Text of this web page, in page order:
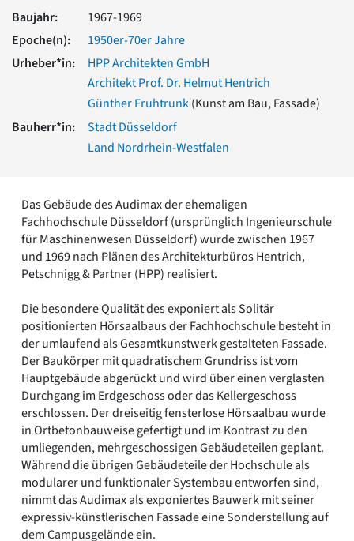
Romanik
Römische Antike
Über uns
Über baukunst-nrw
Fachbeirat
Freunde & Förderer
Suchbegriff eingeben
Baujahr:
1967-1969
Epoche(n):
1950er-70er Jahre
Urheber*in:
HPP Architekten GmbH
Architekt Prof. Dr. Helmut Hentrich
Günther Fruhtrunk(Kunst am Bau, Fassade)
Bauherr*in:
Stadt Düsseldorf
Land Nordrhein-Westfalen
Das Gebäude des Audimax der ehemaligen
Fachhochschule Düsseldorf (ursprünglich Ingenieurschule
für Maschinenwesen Düsseldorf) wurde zwischen 1967
und 1969 nach Plänen des Architekturbüros Hentrich,
Petschnigg & Partner (HPP) realisiert.
Die besondere Qualität des exponiert als Solitär
positionierten Hörsaalbaus der Fachhochschule besteht in
der umlaufend als Gesamtkunstwerk gestalteten Fassade.
Der Baukörper mit quadratischem Grundriss ist vom
Hauptgebäude abgerückt und wird über einen verglasten
Durchgang im Erdgeschoss oder das Kellergeschoss
erschlossen. Der dreiseitig fensterlose Hörsaalbau wurde
in Ortbetonbauweise gefertigt und im Kontrast zu den
umliegenden, mehrgeschossigen Gebäudeteilen geplant.
Während die übrigen Gebäudeteile der Hochschule als
modularer und funktionaler Systembau entworfen sind,
nimmt das Audimax als exponiertes Bauwerk mit seiner
expressiv-künstlerischen Fassade eine Sonderstellung auf
dem Campusgelände ein.